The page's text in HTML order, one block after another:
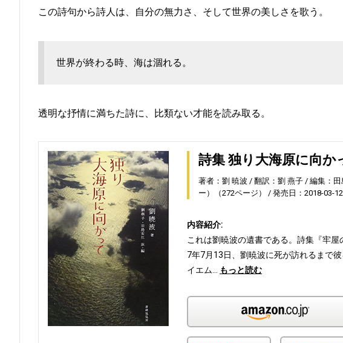
この詩句から詩人は、自分の無力さ、そして世界の美しさを歌う。
世界が終わる時、海は涸れる。
透明な抒情に満ちた詩に、比類ない才能を読み取る。
詩集 独り大海原に向か
著者：劉 暁波 翻訳：劉 燕子 編集：田
ー）（272ページ）
発売日：2018-03-12
内容紹介:
これは劉暁波の遺書である。詩集『牢
7年7月13日、劉暁波に死が訪れるまで
イエム…
もっと読む